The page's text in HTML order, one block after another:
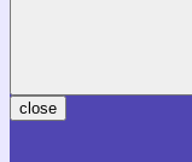
close